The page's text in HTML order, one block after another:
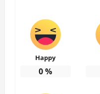
Happy
0%